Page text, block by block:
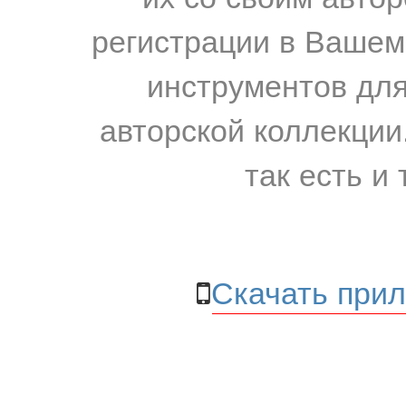
регистрации в
инструментов
авторской
так есть и
Скачать